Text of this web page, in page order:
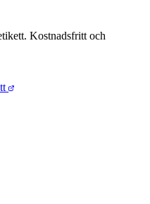
Kostnadsfritt och